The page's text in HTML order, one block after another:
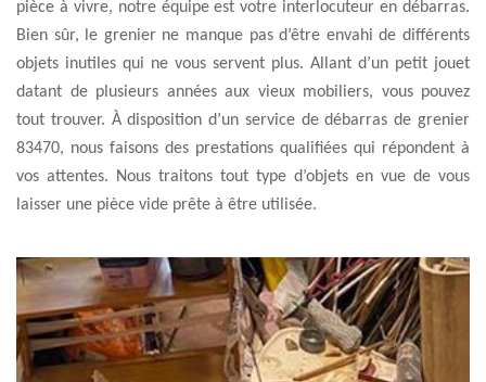
pièce à vivre, notre équipe est votre interlocuteur en débarras.
Bien sûr, le grenier ne manque pas d’être envahi de différents
objets inutiles qui ne vous servent plus. Allant d’un petit jouet
datant de plusieurs années aux vieux mobiliers, vous pouvez
tout trouver. À disposition d’un service de débarras de grenier
83470, nous faisons des prestations qualifiées qui répondent à
vos attentes. Nous traitons tout type d’objets en vue de vous
laisser une pièce vide prête à être utilisée.